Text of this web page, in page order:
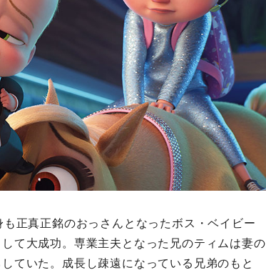
正真正銘のおっさんとなったボス・ベイビー
て大成功。専業主夫となった兄のティムは妻の
ていた。成長し疎遠になっている兄弟のもと